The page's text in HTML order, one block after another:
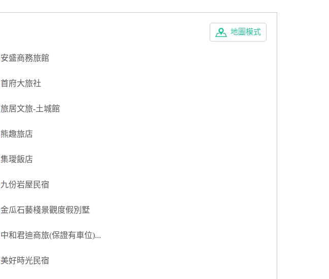
地圖模式
安盛商務旅館
首府大旅社
旅居文旅-土城館
熊趣旅店
集璦飯店
九份岩屋民宿
金瓜石藝棧景觀度假別墅
中和君迪商旅(保證有車位)...
美好時光民宿